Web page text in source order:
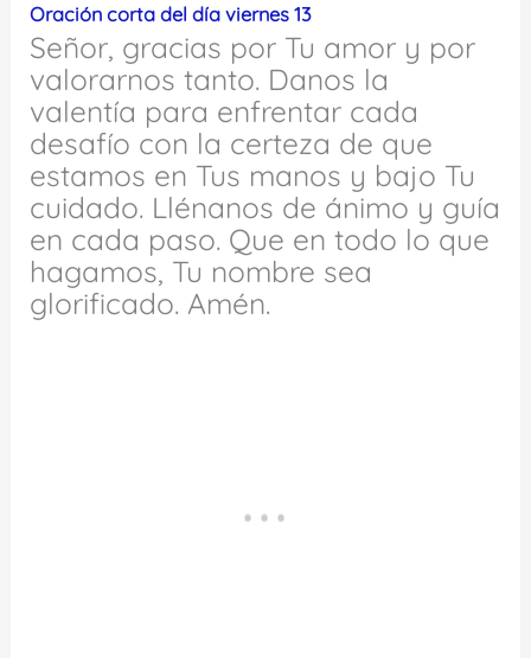
Oración corta del día viernes 13
Señor, gracias por Tu amor y por
valorarnos tanto. Danos la
valentía para enfrentar cada
desafío con la certeza de que
estamos en Tus manos y bajo Tu
cuidado. Llénanos de ánimo y guía
en cada paso. Que en todo lo que
hagamos, Tu nombre sea
glorificado. Amén.